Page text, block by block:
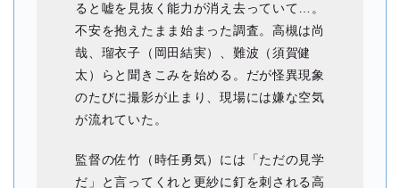
ると嘘を見抜く能力が消え去っていて…。
不安を抱えたまま始まった調査。高槻は尚
哉、瑠衣子（岡田結実）、難波（須賀健
太）らと聞きこみを始める。だが怪異現象
のたびに撮影が止まり、現場には嫌な空気
が流れていた。
監督の佐竹（時任勇気）には「ただの見学
だ」と言ってくれと更紗に釘を刺される高